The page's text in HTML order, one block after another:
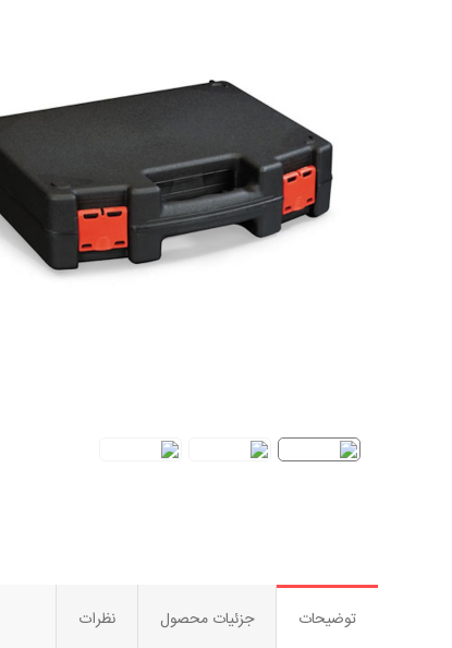
توضیحات جزئیات محصول نظرات